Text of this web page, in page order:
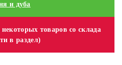
и дуба
товаров со склада
в раздел)